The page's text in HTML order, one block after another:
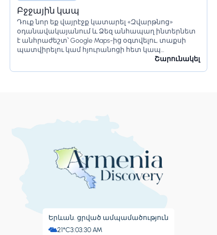
Բջջային կապ
Դուք նոր եք վայրէջք կատարել «Զվարթնոց»
օդանավակայանում և Ձեզ անհապաղ ինտերնետ
է անհրաժեշտ՝ Google Maps-ից օգտվելու, տաքսի
պատվիրելու կամ հյուրանոցի հետ կապ
Շարունակել
Երևան. ցրված ամպամածություն
21°C3:03:31 AM